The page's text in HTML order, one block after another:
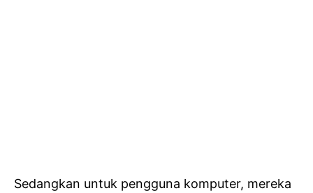
Sedangkan untuk pengguna komputer, mereka